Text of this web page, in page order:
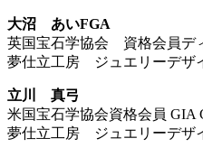
大沼 あいFGA
英国宝石学協会 資格会員デ
夢仕立工房 ジュエリーデザ
立川 真弓
米国宝石学協会資格会員 GIA
夢仕立工房 ジュエリーデザ